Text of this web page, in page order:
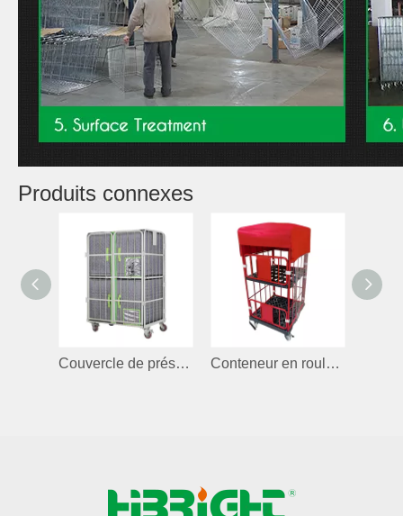
Produits connexes
Couvercle de préservation de la chaleur pour le récipient en rouleau Conteneur en rouleau avec couvercle